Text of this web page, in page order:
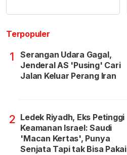
Terpopuler
1
Serangan Udara Gagal,
Jenderal AS 'Pusing' Cari
Jalan Keluar Perang Iran
2 Ledek Riyadh, Eks Petinggi
Keamanan Israel: Saudi
'Macan Kertas', Punya
Senjata Tapi tak Bisa Pakai